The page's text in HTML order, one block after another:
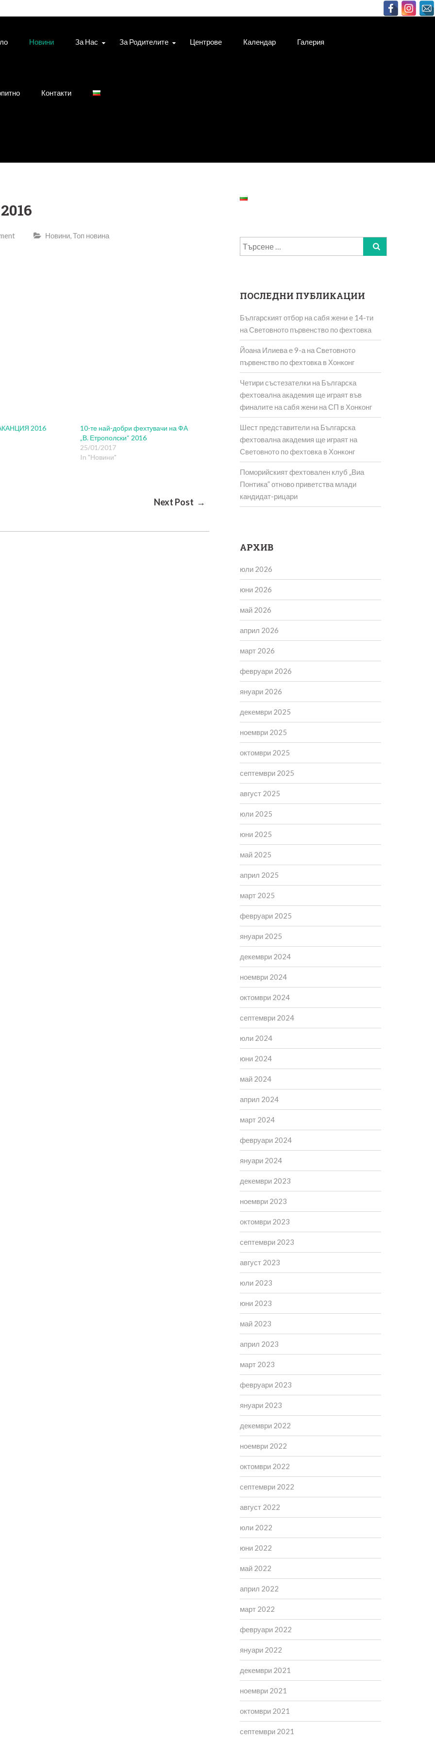
Новини За Нас За Родителите Центрове Календар Галерия
Контакти
Новини,Топ новина
2016
10-те най-добри фехтувачи на ФА
„В. Етрополски“ 2016
25/01/2017
In "Новини"
Next Post →
Търсене
за:
ПОСЛЕДНИ ПУБЛИКАЦИИ
Българският отбор на сабя жени е 14-ти
на Световното първенство по фехтовка
Йоана Илиева е 9-а на Световното
първенство по фехтовка в Хонконг
Четири състезателки на Българска
фехтовална академия ще играят във
финалите на сабя жени на СП в Хонконг
Шест представители на Българска
фехтовална академия ще играят на
Световното по фехтовка в Хонконг
Поморийският фехтовален клуб „Виа
Понтика” отново приветства млади
кандидат-рицари
АРХИВ
юли 2026
юни 2026
май 2026
април 2026
март 2026
февруари 2026
януари 2026
декември 2025
ноември 2025
октомври 2025
септември 2025
август 2025
юли 2025
юни 2025
май 2025
април 2025
март 2025
февруари 2025
януари 2025
декември 2024
ноември 2024
октомври 2024
септември 2024
юли 2024
юни 2024
май 2024
април 2024
март 2024
февруари 2024
януари 2024
декември 2023
ноември 2023
октомври 2023
септември 2023
август 2023
юли 2023
юни 2023
май 2023
април 2023
март 2023
февруари 2023
януари 2023
декември 2022
ноември 2022
октомври 2022
септември 2022
август 2022
юли 2022
юни 2022
май 2022
април 2022
март 2022
февруари 2022
януари 2022
декември 2021
ноември 2021
октомври 2021
септември 2021